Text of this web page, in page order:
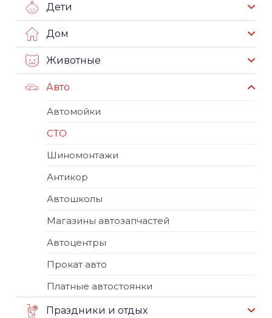
Дети
Дом
Животные
Авто
Автомойки
СТО
Шиномонтажи
Антикор
Автошколы
Магазины автозапчастей
Автоцентры
Прокат авто
Платные автостоянки
Праздники и отдых